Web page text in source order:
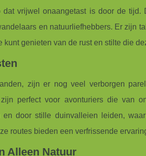
vrijwel onaangetast is door de tijd.
en natuurliefhebbers. Er zijn
genieten van de rust en stilte die
zijn er nog veel verborgen
perfect voor avonturiers die van
door stille duinvalleien leiden,
routes bieden een verfrissende
Alleen Natuur